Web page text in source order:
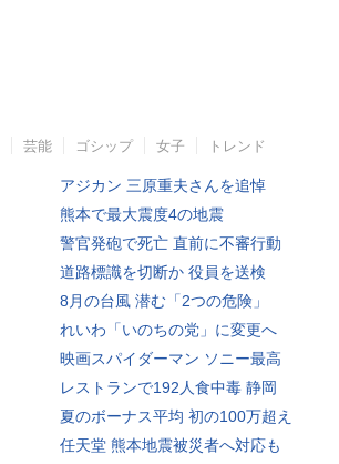
芸能 ゴシップ 女子 トレンド
アジカン 三原重夫さんを追悼
熊本で最大震度4の地震
警官発砲で死亡 直前に不審行動
道路標識を切断か 役員を送検
8月の台風 潜む「2つの危険」
れいわ「いのちの党」に変更へ
映画スパイダーマン ソニー最高
レストランで192人食中毒 静岡
夏のボーナス平均 初の100万超え
任天堂 熊本地震被災者へ対応も